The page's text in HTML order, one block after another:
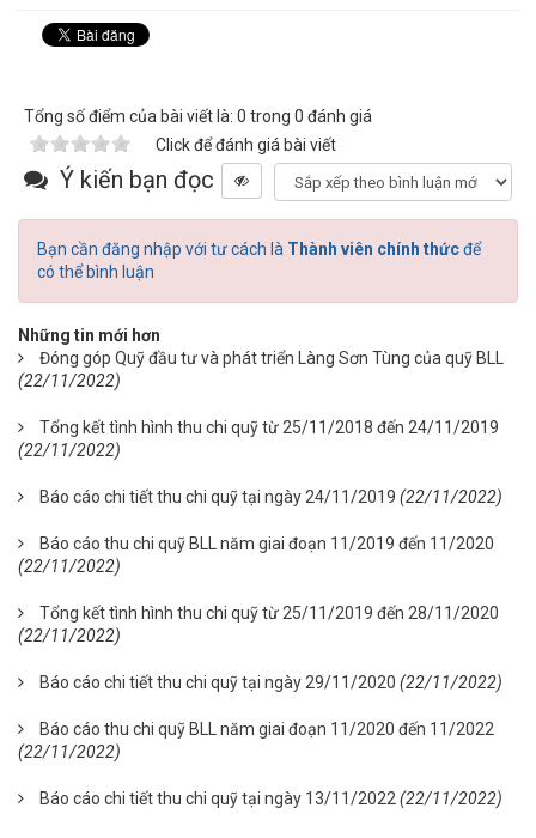
Tổng số điểm của bài viết là: 0 trong 0 đánh giá
Click để đánh giá bài viết
Ý kiến bạn đọc
Bạn cần đăng nhập với tư cách là Thành viên chính thứcđể
có thể bình luận
Những tin mới hơn
Đóng góp Quỹ đầu tư và phát triển Làng Sơn Tùng của quỹ BLL
(22/11/2022)
Tổng kết tình hình thu chi quỹ từ 25/11/2018 đến 24/11/2019
(22/11/2022)
Báo cáo chi tiết thu chi quỹ tại ngày 24/11/2019 (22/11/2022)
Báo cáo thu chi quỹ BLL năm giai đoạn 11/2019 đến 11/2020
(22/11/2022)
Tổng kết tình hình thu chi quỹ từ 25/11/2019 đến 28/11/2020
(22/11/2022)
Báo cáo chi tiết thu chi quỹ tại ngày 29/11/2020 (22/11/2022)
Báo cáo thu chi quỹ BLL năm giai đoạn 11/2020 đến 11/2022
(22/11/2022)
Báo cáo chi tiết thu chi quỹ tại ngày 13/11/2022 (22/11/2022)